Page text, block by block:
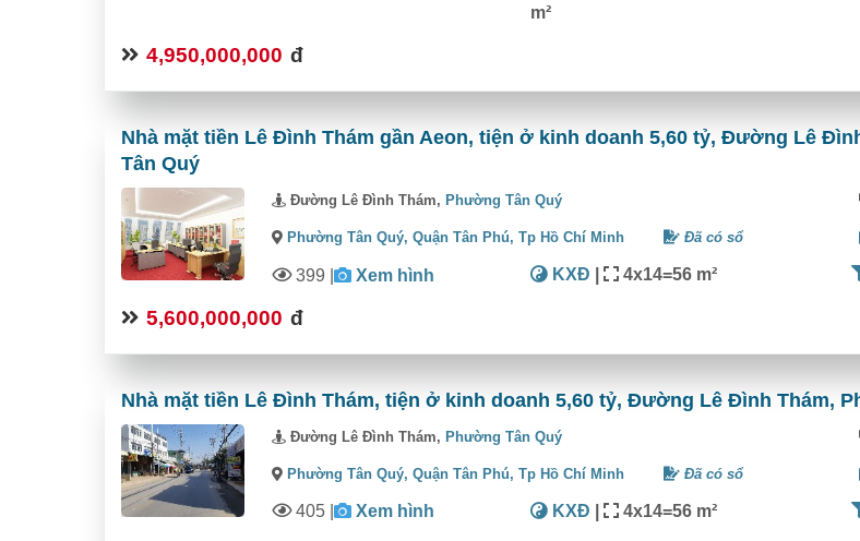
m²
4,950,000,000 đ
Nhà mặt tiền Lê Đình Thám gần Aeon, tiện ở kinh doanh 5,60 tỷ, Đường Lê
Tân Quý
Đường Lê Đình Thám, Phường Tân Quý
Phường Tân Quý, Quận Tân Phú,Tp Hồ Chí Minh Đã có sổ
399 | Xem hình KXĐ 4x14=56 m²
5,600,000,000 đ
Nhà mặt tiền Lê Đình Thám, tiện ở kinh doanh 5,60 tỷ, Đường Lê Đình Thám,
Đường Lê Đình Thám,Phường Tân Quý
Phường Tân Quý, Quận Tân Phú,Tp Hồ Chí Minh Đã có sổ
405 | Xem hình KXĐ 4x14=56 m²